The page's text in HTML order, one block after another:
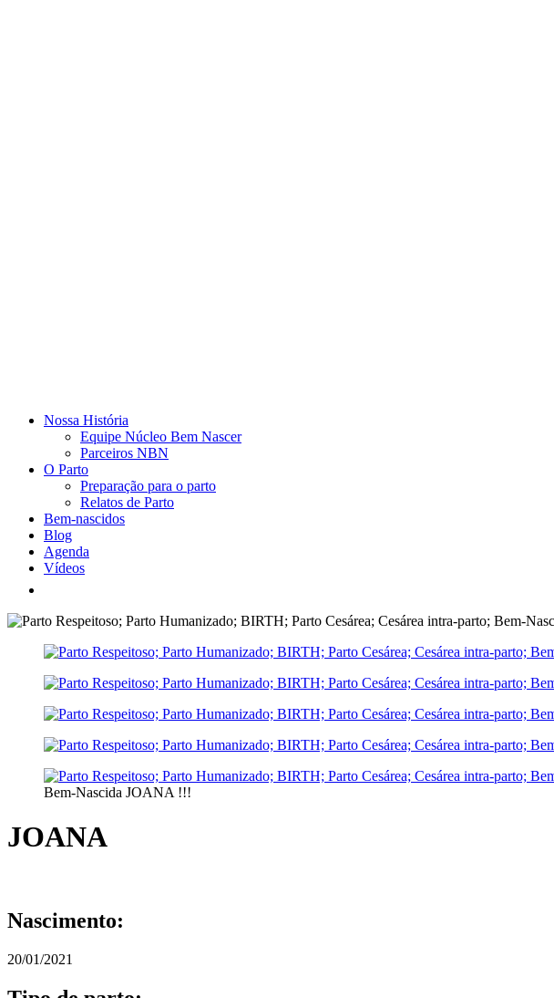
Nossa História
Equipe Núcleo Bem Nascer
Parceiros NBN
O Parto
Preparação para o parto
Relatos de Parto
Bem-nascidos
Blog
Agenda
Vídeos
Bem-Nascida JOANA !!!
JOANA
Nascimento:
20/01/2021